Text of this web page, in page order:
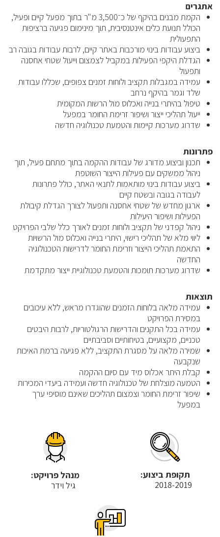
אתגרים
הקמת מבנים בהיקף של כ־3,500 מ"ר בתוך מפעל קיים ופעיל,
הכולל תנועת כלים אינטנסיבית, תוך מינימום פגיעה ברציפות
התפעולית
ביצוע עבודות בינוי מורכבות באתר קיים, לרבות עבודות בגובה רב
הגדלת היקפי הפעילות במקביל לצמצום וייעול שטחי אחסנה
ותפעול
עמידה במגבלות תקציב ולוחות זמנים צפופים, שכללו עבודות
שלד וגמר בהיקף נרחב
טיפול בהיתרי בנייה ואכלוס מול הרשות המקומית
ייעול תהליכי ייצור ושיפור זרימת החומר במפעל
שדרוג מערכות קיימות והטמעת טכנולוגיה חדשה
פתרונות
תכנון וביצוע מדורג של עבודות ההקמה בתוך מתחם פעיל, תוך
ניהול ממשקים עם פעילות הייצור השוטפת
ביצוע עבודות בינוי מותאמות לתנאי האתר, כולל פתרונות
לעבודה בגובה ובשטח קיים
ארגון מחדש של שטחי אחסנה ותפעול לצורך הגדלת קיבולת
הפעילות ושיפור היעילות
ניהול קפדני של תקציב ולוחות זמנים לאורך כלל שלבי הפרויקט
ליווי מלא של תהליכי רישוי, היתרי בנייה ואכלוס מול הרשויות
התאמת תהליכי הייצור וזרימת החומר לדרישות הטכנולוגיה
החדשה
שדרוג מערכות תומכות והטמעת טכנולוגיית ייצור מתקדמת
תוצאות
עמידה מלאה בלוחות הזמנים שהוגדרו מראש, ללא עיכובים
במסירת הפרויקט
עמידה בכל התקנים והדרישות הרגולטוריות, לרבות היבטים
טכניים, מקצועיים, בטיחותיים וסביבתיים
שמירה מלאה על מסגרת התקציב, ללא פגיעה ברמת האיכות
שנקבעה
קבלת היתר אכלוס מיד עם סיום ההקמה
הטמעה מוצלחת של טכנולוגיה חדשה ועמידה ביעדי המכירות
שיפור זרימת החומר וצמצום תהליכים שאינם מוסיפי ערך
במפעל
תקופת ביצוע:
2018-2019
מנהל פרויקט:
גיל וידר